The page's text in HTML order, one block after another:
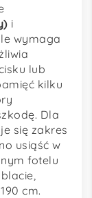
i
wymaga
lub
kilku
Dla
się zakres
usiąść w
fotelu
cm.